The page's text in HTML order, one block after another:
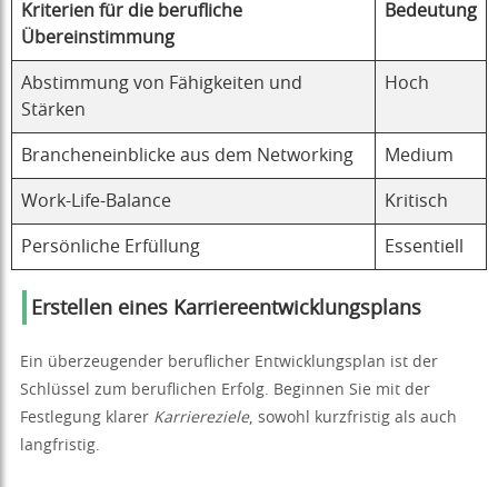
Kriterien für die berufliche
Übereinstimmung
Bedeutung
Abstimmung von Fähigkeiten und
Stärken
Hoch
Brancheneinblicke aus dem Networking Medium
Work-Life-Balance Kritisch
Persönliche Erfüllung Essentiell
Erstellen eines Karriereentwicklungsplans
Ein überzeugender beruflicher Entwicklungsplan ist der
Schlüssel zum beruflichen Erfolg. Beginnen Sie mit der
Festlegung klarer Karriereziele, sowohl kurzfristig als auch
langfristig.